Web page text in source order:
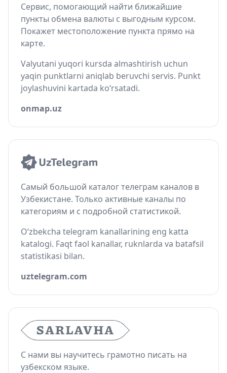
Сервис, помогающий найти ближайшие
пункты обмена валюты с выгодным курсом.
Покажет местоположение пункта прямо на
карте.
Valyutani yuqori kursda almashtirish uchun
yaqin punktlarni aniqlab beruvchi servis. Punkt
joylashuvini kartada ko‘rsatadi.
onmap.uz
Самый большой каталог телеграм каналов в
Узбекистане. Только активные каналы по
категориям и с подробной статистикой.
O‘zbekcha telegram kanallarining eng katta
katalogi. Faqt faol kanallar, ruknlarda va batafsil
statistikasi bilan.
uztelegram.com
С нами вы научитесь грамотно писать на
узбекском языке.